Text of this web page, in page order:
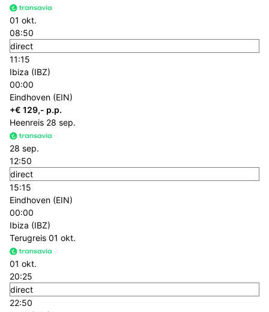
01 okt.
08:50
direct
11:15
Ibiza (IBZ)
00:00
Eindhoven (EIN)
+€ 129,- p.p.
Heenreis 28 sep.
28 sep.
12:50
direct
15:15
Eindhoven (EIN)
00:00
Ibiza (IBZ)
Terugreis 01 okt.
01 okt.
20:25
direct
22:50